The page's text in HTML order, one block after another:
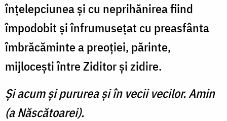
înţelepciunea şi cu neprihănirea fiind
împodobit şi înfrumuseţat cu preasfânta
îmbrăcăminte a preoţiei, părinte,
mijloceşti între Ziditor şi zidire.
Şi acum şi pururea şi în vecii vecilor. Amin
(a Născătoarei).